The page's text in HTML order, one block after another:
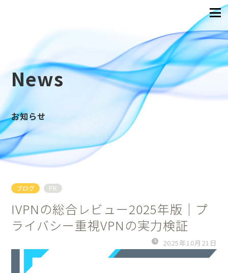
News
お知らせ
ブログ PR
IVPNの総合レビュー2025年版｜プ
ライバシー重視VPNの実力検証
2025年10月21日